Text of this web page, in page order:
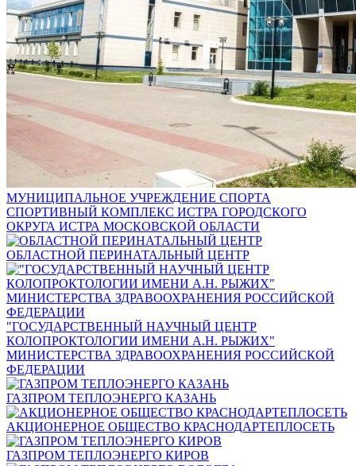
МУНИЦИПАЛЬНОЕ УЧРЕЖДЕНИЕ СПОРТА
СПОРТИВНЫЙ КОМПЛЕКС ИСТРА ГОРОДСКОГО
ОКРУГА ИСТРА МОСКОВСКОЙ ОБЛАСТИ
ОБЛАСТНОЙ ПЕРИНАТАЛЬНЫЙ ЦЕНТР
"ГОСУДАРСТВЕННЫЙ НАУЧНЫЙ ЦЕНТР
КОЛОПРОКТОЛОГИИ ИМЕНИ А.Н. РЫЖИХ"
МИНИСТЕРСТВА ЗДРАВООХРАНЕНИЯ РОССИЙСКОЙ
ФЕДЕРАЦИИ
ГАЗПРОМ ТЕПЛОЭНЕРГО КАЗАНЬ
АКЦИОНЕРНОЕ ОБЩЕСТВО КРАСНОДАРТЕПЛОСЕТЬ
ГАЗПРОМ ТЕПЛОЭНЕРГО КИРОВ